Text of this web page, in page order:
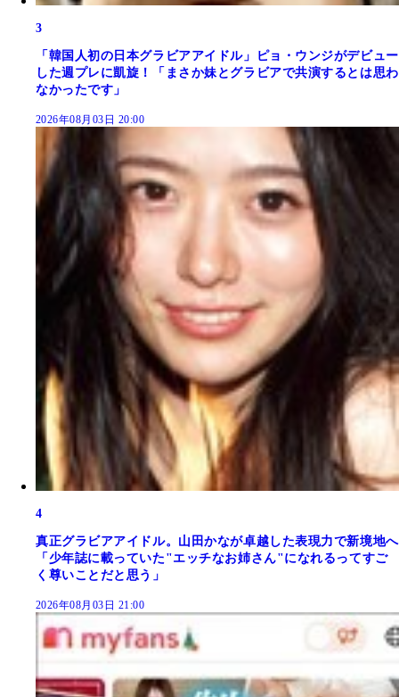
3
「韓国人初の日本グラビアアイドル」ピョ・ウンジがデビュー
した週プレに凱旋！「まさか妹とグラビアで共演するとは思わ
なかったです」
2026年08月03日 20:00
4
真正グラビアアイドル。山田かなが卓越した表現力で新境地へ
「少年誌に載っていた"エッチなお姉さん"になれるってすご
く尊いことだと思う」
2026年08月03日 21:00